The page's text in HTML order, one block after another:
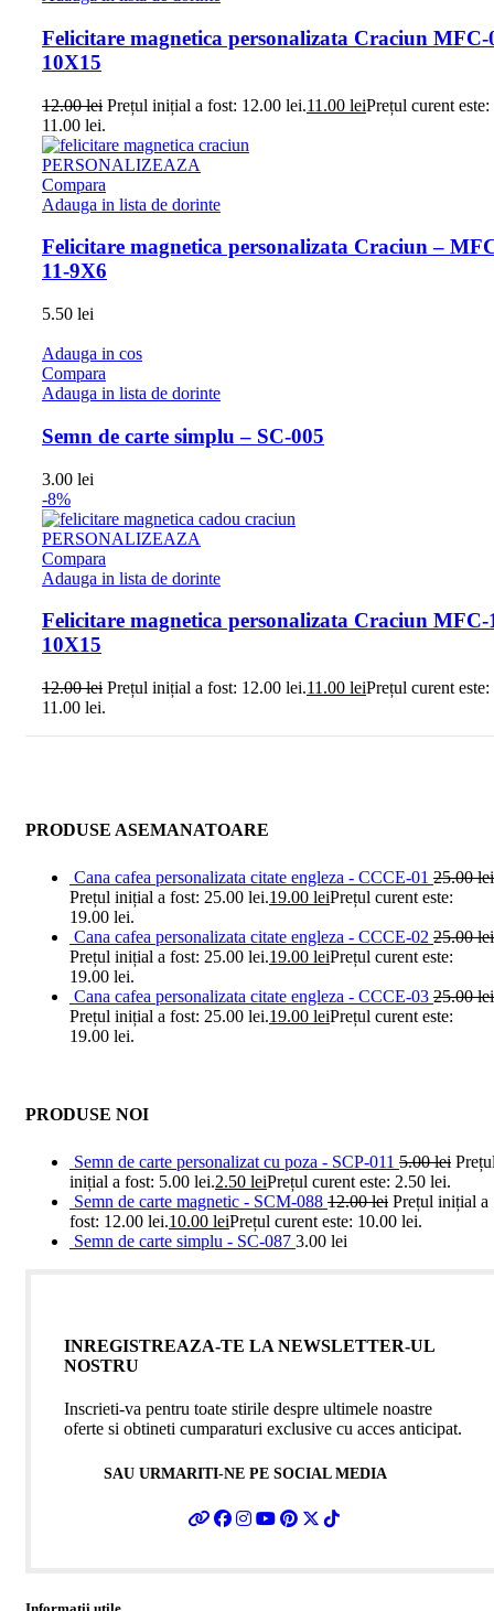
Felicitare magnetica personalizata Craciun MFC-
10X15
12.00lei Prețul inițial a fost: 12.00 lei.11.00 leiPrețul curent este:
11.00 lei.
PERSONALIZEAZA
Compara
Adauga in lista de dorinte
Felicitare magnetica personalizata Craciun –
11-9X6
5.50 lei
Adauga in cos
Compara
Adauga in lista de dorinte
Semn de carte simplu – SC-005
3.00 lei
-8%
PERSONALIZEAZA
Compara
Adauga in lista de dorinte
Felicitare magnetica personalizata Craciun MFC-
10X15
12.00lei Prețul inițial a fost: 12.00 lei.11.00 leiPrețul curent este:
11.00 lei.
PRODUSE ASEMANATOARE
Cana cafea personalizata citate engleza - CCCE-01 25.00lei
Prețul inițial a fost: 25.00 lei.19.00 leiPrețul curent este:
19.00 lei.
Cana cafea personalizata citate engleza - CCCE-02 25.00lei
Prețul inițial a fost: 25.00 lei.19.00 leiPrețul curent este:
19.00 lei.
Cana cafea personalizata citate engleza - CCCE-03 25.00lei
Prețul inițial a fost: 25.00 lei.19.00 leiPrețul curent este:
19.00 lei.
PRODUSE NOI
Semn de carte personalizat cu poza - SCP-011 5.00lei
inițial a fost: 5.00 lei.2.50 leiPrețul curent este: 2.50 lei.
Semn de carte magnetic - SCM-088 12.00lei Prețul inițial a
fost: 12.00 lei.10.00 leiPrețul curent este: 10.00 lei.
Semn de carte simplu - SC-087 3.00 lei
INREGISTREAZA-TE LA NEWSLETTER-UL
NOSTRU
Inscrieti-va pentru toate stirile despre ultimele noastre
oferte si obtineti cumparaturi exclusive cu acces anticipat.
SAU URMARITI-NE PE SOCIAL MEDIA